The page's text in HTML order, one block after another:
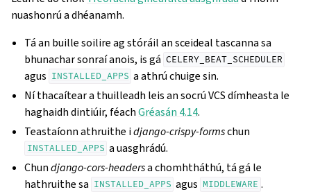
nuashonrú a dhéanamh.
Tá an buille soilire ag stóráil an sceideal tascanna sa
bhunachar sonraí anois, is gá CELERY_BEAT_SCHEDULER
agus INSTALLED_APPS a athrú chuige sin.
Ní thacaítear a thuilleadh leis an socrú VCS dímheasta le
haghaidh dintiúir, féachGréasán 4.14.
Teastaíonn athruithe idjango-crispy-formschun
INSTALLED_APPS a uasghrádú.
Chundjango-cors-headersa chomhtháthú, tá gá le
hathruithe sa INSTALLED_APPS agus MIDDLEWARE .